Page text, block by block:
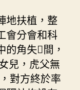
地扶植，整
會分會和科
的角失間，
兒，虎父無
對方終於率